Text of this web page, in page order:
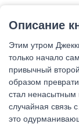
Описание
Этим утром
только начало
привычный
образом
стал ненасытным
случайная
это